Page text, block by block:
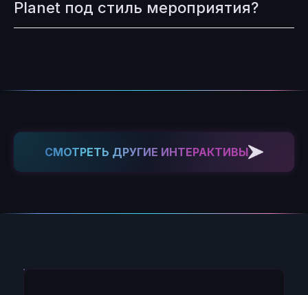
Planet под стиль мероприятия?
СМОТРЕТЬ ДРУГИЕ ИНТЕРАКТИВЫ